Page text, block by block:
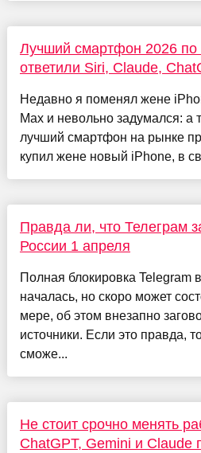
Лучший смартфон 2026 по
ответили Siri, Claude,
Недавно я поменял жене
Max и невольно задумался: а
лучший смартфон на рынке
купил жене новый iPhone, в
Правда ли, что Телеграм
России 1 апреля
Полная блокировка Telegram
началась, но скоро может
мере, об этом внезапно
источники. Если это правда,
сможе...
Не стоит срочно менять
ChatGPT, Gemini и Claude